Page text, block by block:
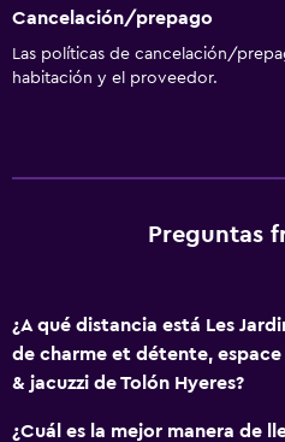
Cancelación/prepago
Las políticas de cancelación/
habitación y el proveedor.
Preguntas
¿A qué distancia está Les
de charme et détente,
& jacuzzi de Tolón Hyeres?
¿Cuál es la mejor manera de